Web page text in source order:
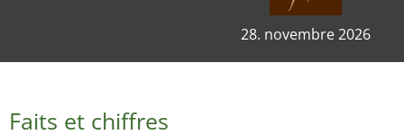
28. novembre 2026
Faits et chiffres